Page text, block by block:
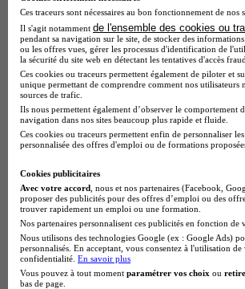
BTS Dietetique en alternance
BTS Mco en alternance
BTS Pi en alternance
BTS Sp3s en alternance
Master CCA en alternance
BTS Ndrc en alternance
BTS Sam en alternance
Cap Fleuriste en alternance
BTS Sio en alternance
MSc Marketing Digital en alternance
BTS Gpme en alternance
BTS Gpn en alternance
BTS Domotique en alternance
BAC Pro Agora en alternance
BTS Sta en alternance
BTS Iris en alternance
BTS Tpl en alternance
BTS Ati en alternance
Ces traceurs sont nécessaires au bon fonctionnement de nos
Il s'agit notamment de l'ensemble des cookies ou
pendant sa navigation sur le site, de stocker des
ou les offres vues, gérer les processus d'identification de
la sécurité du site web en détectant les tentatives d'accès
Ces cookies ou traceurs permettent également de piloter et
unique permettant de comprendre comment nos
sources de trafic.
Ils nous permettent également d’observer le
navigation dans nos sites beaucoup plus rapide et fluide.
Ces cookies ou traceurs permettent enfin de personnaliser
personnalisée des offres d'emploi ou de formations
Cookies publicitaires
Avec votre accord , nous et nos partenaires (Facebook,
proposer des publicités pour des offres d’emploi ou des
trouver rapidement un emploi ou une formation.
Nos partenaires personnalisent ces publicités en fonction
Nous utilisons des technologies Google (ex : Google Ads)
personnalisés. En acceptant, vous consentez à l'utilisation
confidentialité. En savoir plus
Vous pouvez à tout moment paramétrer vos choix ou
bas de page.